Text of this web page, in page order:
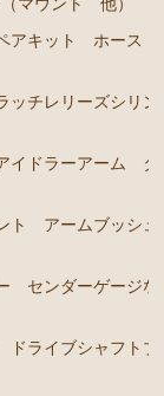
ファン ファ
リペアキッ
クラッチレリ
アキット ホース
チレリーズシリン
イドラーアーム タ
ト アームブッシュ
センダーゲージな
ドライブシャフトブ